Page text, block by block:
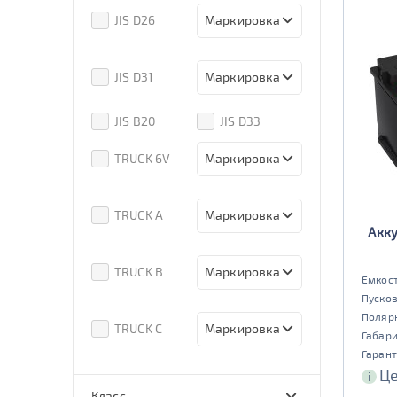
80d23
85d23
JIS D26 Маркировка
80D26
85D26
JIS D31 Маркировка
JIS B20 JIS D33
TRUCK 6V Маркировка
TRUCK A
Маркировка
TRUCK B
Маркировка
TRUCK C
Маркировка
i